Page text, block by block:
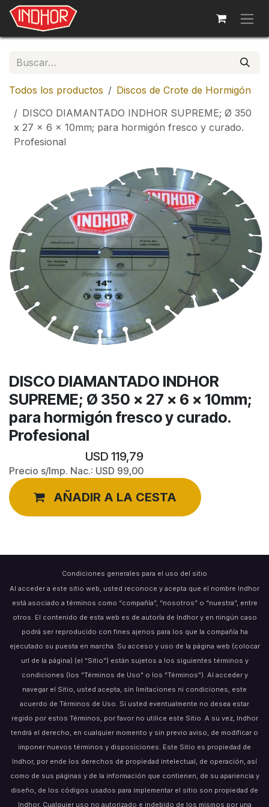
Ir al contenido
Todos los productos
Discos de Crote de Hormigón
DISCO DIAMANTADO INDHOR SUPREME; Ø 350
x 27 x 6 x 10mm; para hormigón fresco y curado.
Profesional
DISCO DIAMANTADO INDHOR
SUPREME; Ø 350 x 27 x 6 x 10mm;
para hormigón fresco y curado.
Profesional
USD 119,79
Precio s/Imp. Nac.: USD 99,00
AÑADIR A LA CESTA
Condiciones generales para el uso del sitio
Al acceder a este sitio web, usted reconoce y acepta que el nombre Indhor
está asociado a términos como “compañía”, “nosotros” o “nuestra”, entre
otros. El contenido de esta web es de autoría de Indhor y en ningún caso
podrá ser reproducido con fines ajenos para los que la compañía ha
ejecutado su puesta en marcha. Su acceso y uso de la página web (colocar
url de la página) (el "Sitio") están sujetos a los siguientes términos y
condiciones (los "Términos de Uso" o los "Términos"). Al acceder y
navegar el Sitio, usted acepta, sin limitaciones ni condiciones, este
acuerdo de Términos de Uso. Si usted eventualmente no desea estar
regido por estos Términos, por favor no utilice este Sitio. A su vez, Indhor
tendrá el derecho, en cualquier momento y sin previo aviso, de modificar o
imponer nuevos términos y disposiciones. Este Sitio es propiedad de
Indhor, por ende los derechos de propiedad intelectual, de operación, así
como de sus páginas y de la información que contienen, de su apariencia y
diseño, de los códigos usados para implementar el sitio son propiedad de
Indhor. Cualquier uso no autorizado e indebido de los mismos por una